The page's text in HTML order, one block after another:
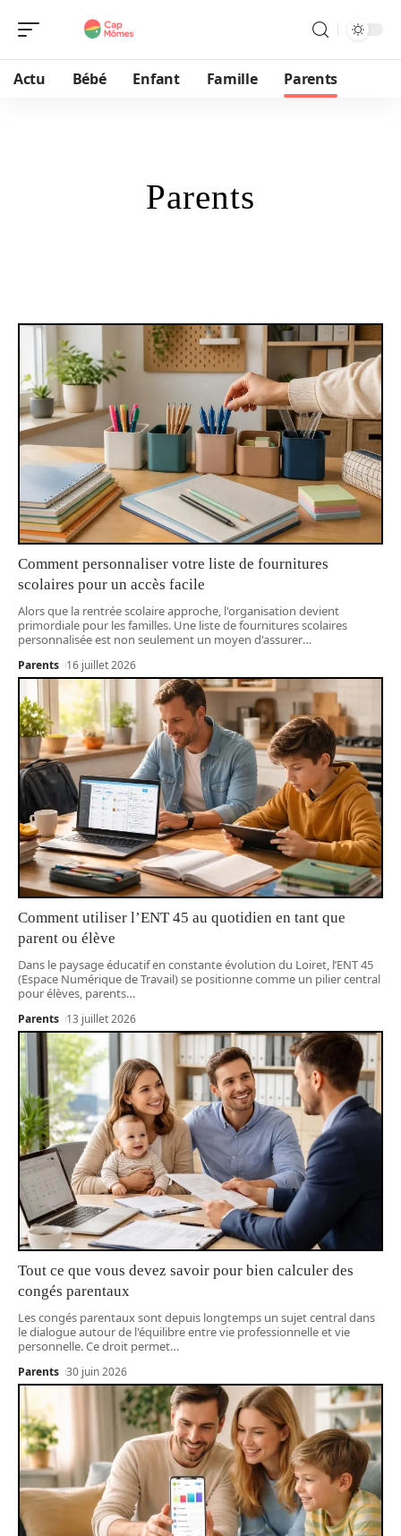
Actu Bébé Enfant Famille Parents
Parents
Comment personnaliser votre liste de fournitures
scolaires pour un accès facile
Alors que la rentrée scolaire approche, l'organisation devient
primordiale pour les familles. Une liste de fournitures scolaires
personnalisée est non seulement un moyen d'assurer…
Parents 16 juillet 2026
Comment utiliser l’ENT 45 au quotidien en tant que
parent ou élève
Dans le paysage éducatif en constante évolution du Loiret, l’ENT 45
(Espace Numérique de Travail) se positionne comme un pilier central
pour élèves, parents…
Parents 13 juillet 2026
Tout ce que vous devez savoir pour bien calculer des
congés parentaux
Les congés parentaux sont depuis longtemps un sujet central dans
le dialogue autour de l'équilibre entre vie professionnelle et vie
personnelle. Ce droit permet…
Parents 30 juin 2026